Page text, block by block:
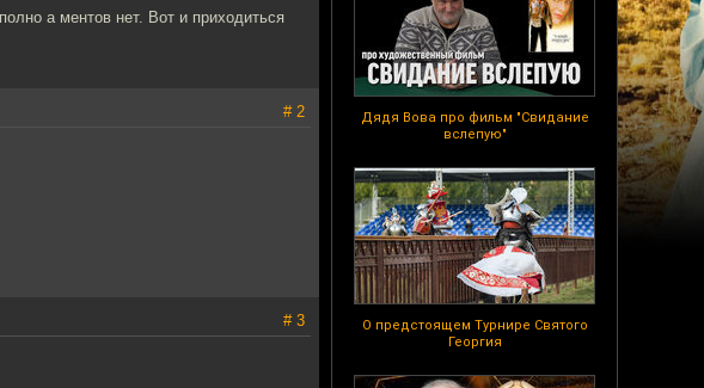
Дядя Вова про фильм "Свидание
вслепую"
О предстоящем Турнире Святого
Георгия
а ментов нет. Вот и приходиться
# 2
# 3